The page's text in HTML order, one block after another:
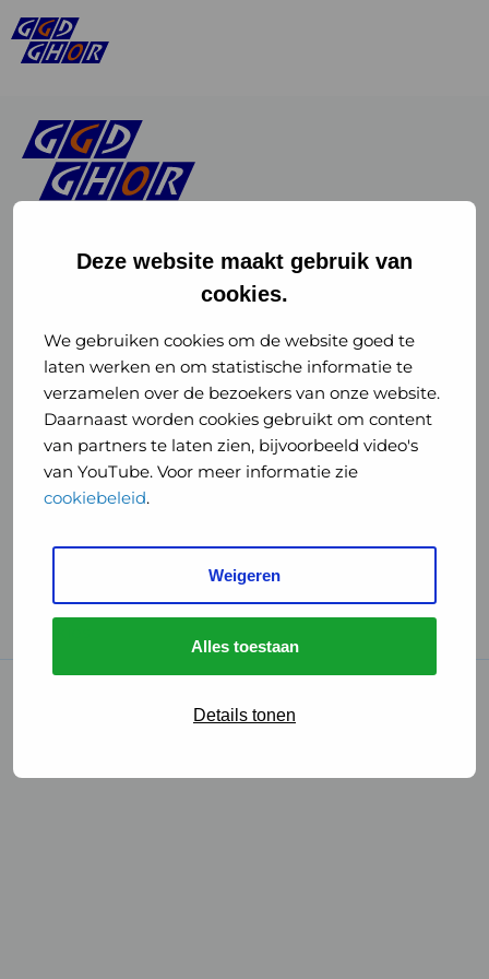
Deze website maakt gebruik van
cookies.
We gebruiken cookies om de website goed te
laten werken en om statistische informatie te
verzamelen over de bezoekers van onze website.
Daarnaast worden cookies gebruikt om content
van partners te laten zien, bijvoorbeeld video's
van YouTube. Voor meer informatie zie
cookiebeleid.
Weigeren
Alles toestaan
Details tonen
of
GGD
GHOR
Nederland
Instagram
of
GGD
GHOR
Nederland
GGD Reizen op social media
GGD Reizen
GGD Reisvaccinaties